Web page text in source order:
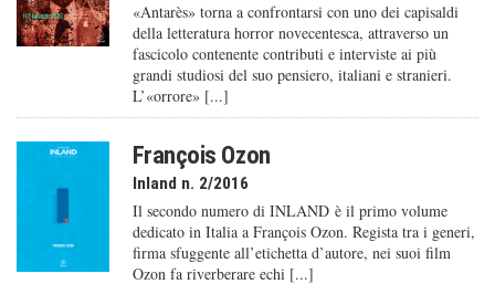
«Antarès» torna a confrontarsi con uno dei capisaldi
della letteratura horror novecentesca, attraverso un
fascicolo contenente contributi e interviste ai più
grandi studiosi del suo pensiero, italiani e stranieri.
L’«orrore» [...]
François Ozon
Inland n. 2/2016
Il secondo numero di INLAND è il primo volume
dedicato in Italia a François Ozon. Regista tra i generi,
firma sfuggente all’etichetta d’autore, nei suoi film
Ozon fa riverberare echi [...]